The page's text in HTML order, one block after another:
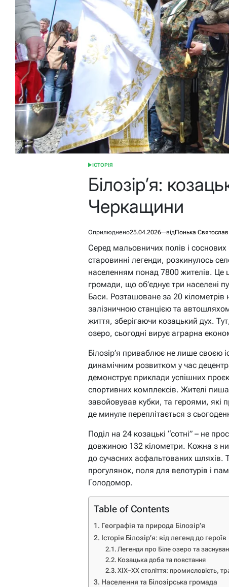
ОПУБЛІКУВАТИ
ІСТОРІЯ
Білозір’я:
Черкащини
Оприлюднено25.04.2026 відПонька Святослав
Серед мальовничих полів і
старовинні легенди, розкинулось
населенням понад 7800 жителів. Це
громади, що об’єднує три населені
Баси. Розташоване за 20 кілометрів
залізничною станцією та
життя, зберігаючи козацький дух.
озеро, сьогодні вирує аграрна
Білозір’я приваблює не лише своєю
динамічним розвитком у час
демонструє приклади успішних
спортивних комплексів. Жителі
завойовував кубки, та героями, які
де минуле переплітається з
Поділ на 24 козацькі “сотні” – не
довжиною 132 кілометри. Кожна з
до сучасних асфальтованих шляхів.
прогулянок, поля для велотурів і
Голодомор.
Table of Contents
Географія та природа Білозір’я
Історія Білозір’я: від легенд до героїв
Легенди про Біле озеро та
Козацька доба та повстання
XIX–XX століття: промисловість,
Населення та Білозірська громада